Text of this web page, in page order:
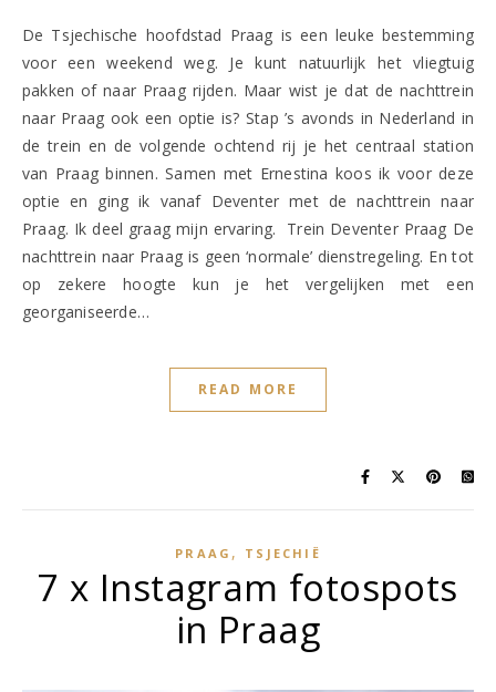
De Tsjechische hoofdstad Praag is een leuke bestemming
voor een weekend weg. Je kunt natuurlijk het vliegtuig
pakken of naar Praag rijden. Maar wist je dat de nachttrein
naar Praag ook een optie is? Stap ’s avonds in Nederland in
de trein en de volgende ochtend rij je het centraal station
van Praag binnen. Samen met Ernestina koos ik voor deze
optie en ging ik vanaf Deventer met de nachttrein naar
Praag. Ik deel graag mijn ervaring. Trein Deventer Praag De
nachttrein naar Praag is geen ‘normale’ dienstregeling. En tot
op zekere hoogte kun je het vergelijken met een
georganiseerde…
READ MORE
PRAAG , TSJECHIË
7 x Instagram fotospots
in Praag